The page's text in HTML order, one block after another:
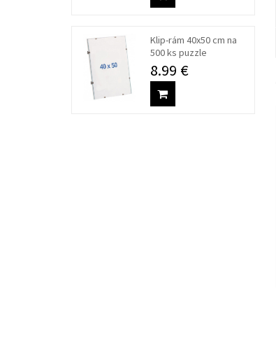
Klip-rám 40x50 cm na
500 ks puzzle
8.99 €